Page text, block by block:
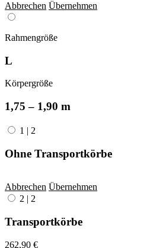
Abbrechen Übernehmen
Rahmengröße
L
Körpergröße
1,75 – 1,90 m
1 | 2
Ohne Transportkörbe
Abbrechen Übernehmen
2 | 2
Transportkörbe
262,90 €